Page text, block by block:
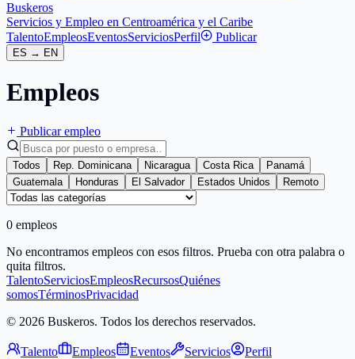
Buskeros
Servicios y Empleo en Centroamérica y el Caribe
TalentoEmpleosEventosServiciosPerfil Publicar
ES → EN
Empleos
Publicar empleo
Todos Rep. Dominicana Nicaragua Costa Rica
Panamá
Guatemala
Honduras El Salvador Estados Unidos Remoto
0 empleos
No encontramos empleos con esos filtros. Prueba con otra palabra o
quita filtros.
TalentoServiciosEmpleosRecursosQuiénes
somosTérminosPrivacidad
© 2026 Buskeros. Todos los derechos reservados.
Talento Empleos Eventos Servicios Perfil